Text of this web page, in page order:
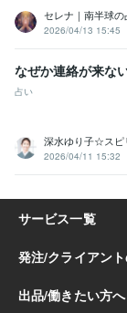
セレナ｜南半球
2026/04/13 15:45
なぜか連絡が来な
占い
深水ゆり子☆スピ
2026/04/11 15:32